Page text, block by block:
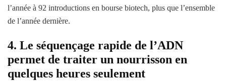
l’année à 92 introductions en bourse biotech, plus que l’ensemble
de l’année dernière.
4. Le séquençage rapide de l’ADN
permet de traiter un nourrisson en
quelques heures seulement